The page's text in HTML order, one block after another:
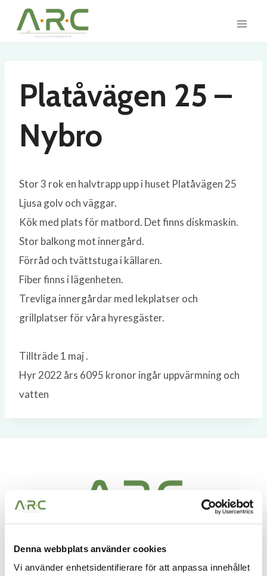
Denna webbplats använder cookies
Vi använder enhetsidentifierare för att anpassa innehållet
Platåvägen 25 –
Nybro
Stor 3 rok en halvtrapp upp i huset Platåvägen 25
Ljusa golv och väggar.
Kök med plats för matbord. Det finns diskmaskin.
Stor balkong mot innergård.
Förråd och tvättstuga i källaren.
Fiber finns i lägenheten.
Trevliga innergårdar med lekplatser och
grillplatser för våra hyresgäster.
Tillträde 1 maj .
Hyr 2022 års 6095 kronor ingår uppvärmning och
vatten
A.R.C Fastighetspartner – Vi ser möjligheter i alla
fastigheter. Möjligheter att skapa bestående värden